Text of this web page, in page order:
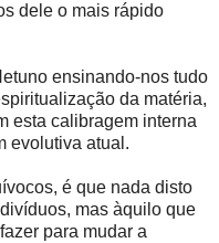
dele o mais rápido
ensinando-nos tudo
da matéria,
esta calibragem interna
evolutiva atual.
é que nada disto
mas àquilo que
para mudar a